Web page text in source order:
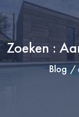
Zoeken :
Blog